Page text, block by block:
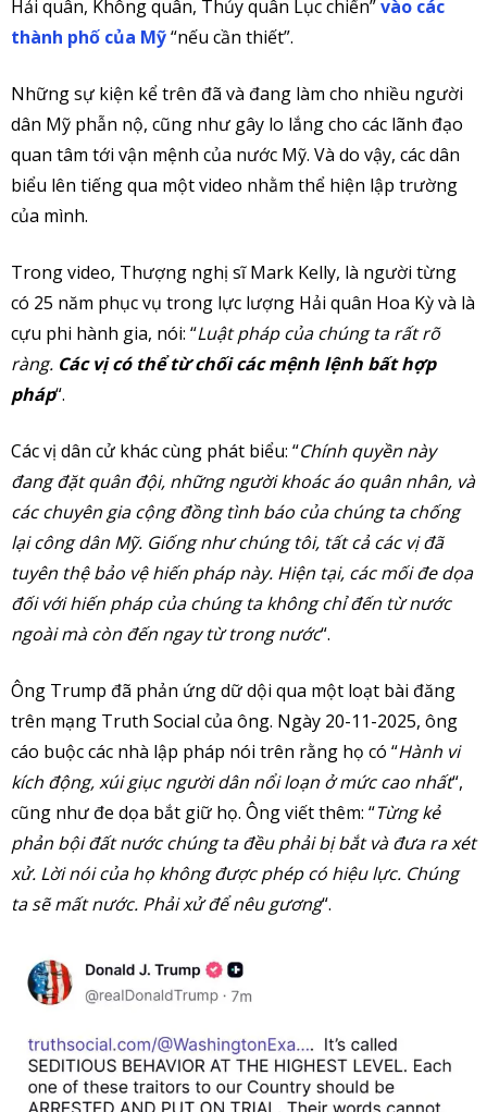
Hải quân, Không quân, Thủy quân Lục chiến”vào các
thành phố của Mỹ“nếu cần thiết”.
Những sự kiện kể trên đã và đang làm cho nhiều người
dân Mỹ phẫn nộ, cũng như gây lo lắng cho các lãnh đạo
quan tâm tới vận mệnh của nước Mỹ. Và do vậy, các dân
biểu lên tiếng qua một video nhằm thể hiện lập trường
của mình.
Trong video, Thượng nghị sĩ Mark Kelly, là người từng
có 25 năm phục vụ trong lực lượng Hải quân Hoa Kỳ và là
cựu phi hành gia, nói: “Luật pháp của chúng ta rất rõ
ràng. Các vị có thể từ chối các mệnh lệnh bất hợp
pháp“.
Các vị dân cử khác cùng phát biểu: “Chính quyền này
đang đặt quân đội, những người khoác áo quân nhân, và
các chuyên gia cộng đồng tình báo của chúng ta chống
lại công dân Mỹ. Giống như chúng tôi, tất cả các vị đã
tuyên thệ bảo vệ hiến pháp này. Hiện tại, các mối đe dọa
đối với hiến pháp của chúng ta không chỉ đến từ nước
ngoài mà còn đến ngay từ trong nước“.
Ông Trump đã phản ứng dữ dội qua một loạt bài đăng
trên mạng Truth Social của ông. Ngày 20-11-2025, ông
cáo buộc các nhà lập pháp nói trên rằng họ có “Hành vi
kích động, xúi giục người dân nổi loạn ở mức cao nhất“,
cũng như đe dọa bắt giữ họ. Ông viết thêm: “Từng kẻ
phản bội đất nước chúng ta đều phải bị bắt và đưa ra xét
xử. Lời nói của họ không được phép có hiệu lực. Chúng
ta sẽ mất nước. Phải xử để nêu gương“.